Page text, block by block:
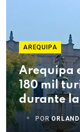
AREQUIPA
Arequipa
180 mil
durante
POR